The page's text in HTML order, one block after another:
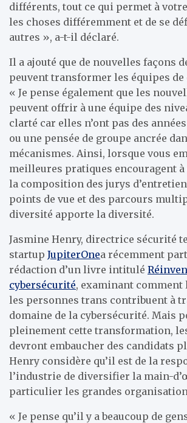
différents, tout ce qui permet à
les choses différemment et de se
autres », a-t-il déclaré.
Il a ajouté que de nouvelles façons
peuvent transformer les équipes de
« Je pense également que les
peuvent offrir à une équipe des
clarté car elles n’ont pas des
ou une pensée de groupe ancrée
mécanismes. Ainsi, lorsque vous
meilleures pratiques encouragent à
la composition des jurys
points de vue et des parcours
diversité apporte la diversité.
Jasmine Henry, directrice sécurité
startup JupiterOnea récemment
rédaction d’un livre intitulé
cybersécurité, examinant comment
les personnes trans contribuent à
domaine de la cybersécurité. Mais
pleinement cette transformation,
devront embaucher des candidats
Henry considère qu’il est de la
l’industrie de diversifier la main-
particulier les grandes
« Je pense qu’il y a beaucoup de